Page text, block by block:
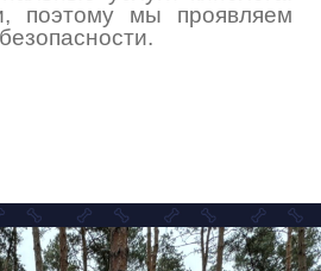
поэтому мы проявляем